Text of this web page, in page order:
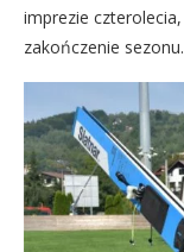
imprezie
zakończenie sezonu.